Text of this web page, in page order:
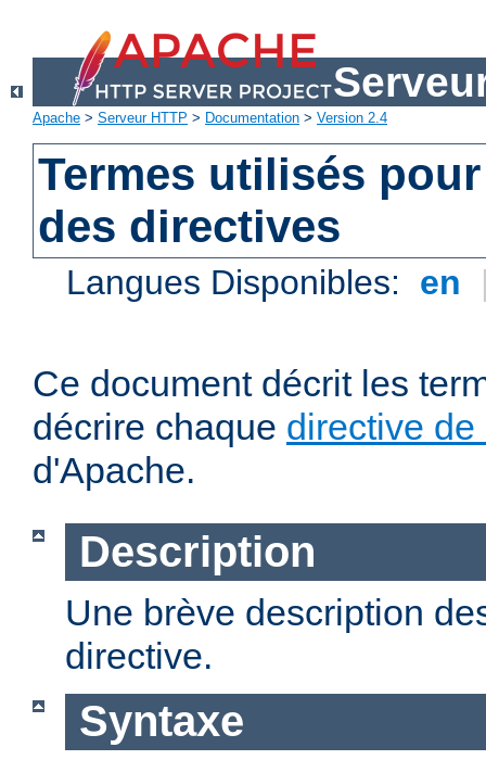
Apache > Serveur HTTP > Documentation > Version 2.4
Termes utilisés
des directives
Langues Disponibles: en
Ce document décrit les
décrire chaque directive
d'Apache.
Description
Une brève description
directive.
Syntaxe